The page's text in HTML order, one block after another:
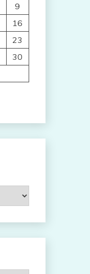
9
16
23
30